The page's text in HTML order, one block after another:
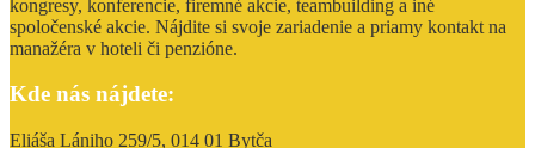
kongresy, konferencie, firemné akcie, teambuilding a iné
spoločenské akcie. Nájdite si svoje zariadenie a priamy kontakt na
manažéra v hoteli či penzióne.
Kde nás nájdete:
Eliáša Lániho 259/5, 014 01 Bytča